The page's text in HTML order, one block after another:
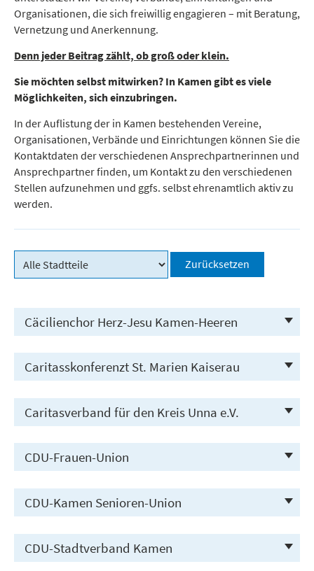
Organisationen, die sich freiwillig engagieren – mit Beratung,
Vernetzung und Anerkennung.
Denn jeder Beitrag zählt, ob groß oder klein.
Sie möchten selbst mitwirken? In Kamen gibt es viele
Möglichkeiten, sich einzubringen.
In der Auflistung der in Kamen bestehenden Vereine,
Organisationen, Verbände und Einrichtungen können Sie die
Kontaktdaten der verschiedenen Ansprechpartnerinnen und
Ansprechpartner finden, um Kontakt zu den verschiedenen
Stellen aufzunehmen und ggfs. selbst ehrenamtlich aktiv zu
werden.
Stadtteil
wählen
Zurücksetzen
Cäcilienchor Herz-Jesu Kamen-Heeren
Ansprechpartner
Adresse
Kleiststraße 3
59174 Kamen
manfredmarkmann@aol.com
Homepage
Caritasskonferenzt St. Marien Kaiserau
Ansprechpartner
Adresse
Römerweg 23
59174 Kamen
E-Mail
Caritasverband für den Kreis Unna e.V.
Ansprechpartner
Adresse
Höingstraße 5-7
59425 Unna
CDU-Frauen-Union
Ansprechpartner
CDU-Kamen Senioren-Union
Ansprechpartner
CDU-Stadtverband Kamen